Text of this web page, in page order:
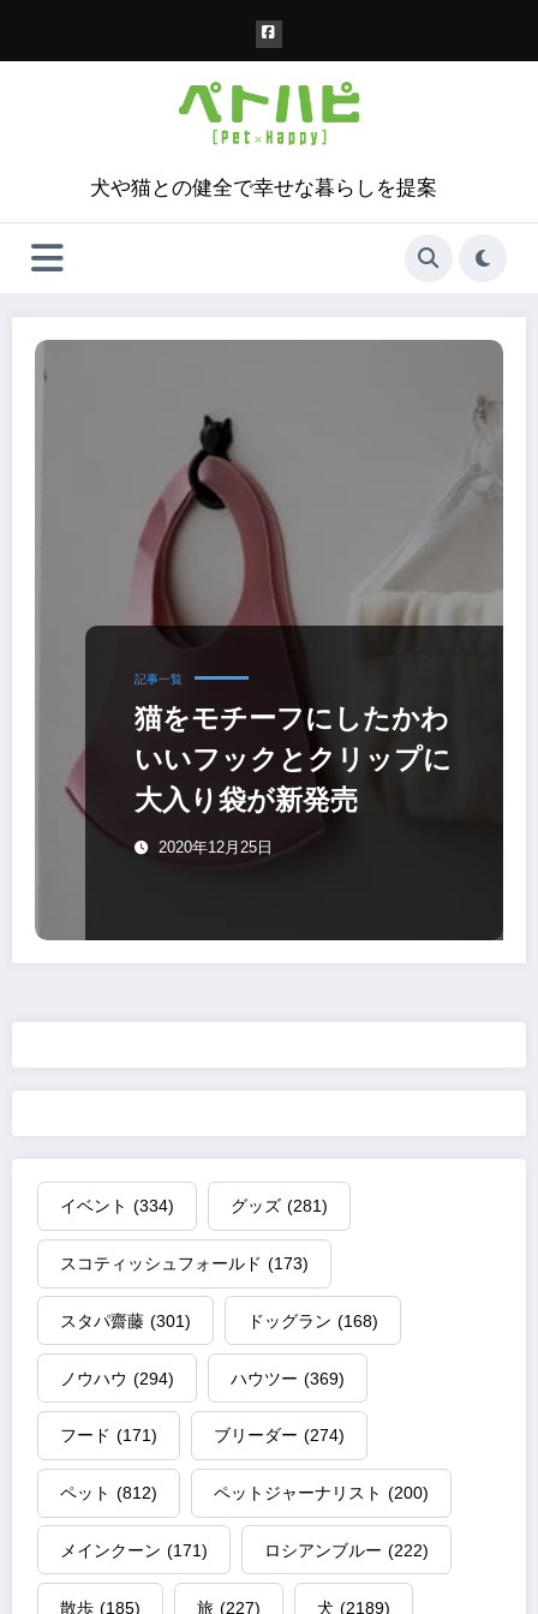
犬や猫との健全で幸せな暮らしを提案
記事一覧
猫をモチーフにしたかわ
いいフックとクリップに
大入り袋が新発売
2020年12月25日
イベント (334) グッズ (281)
スコティッシュフォールド (173)
スタパ齋藤 (301) ドッグラン (168)
ノウハウ (294) ハウツー (369)
フード (171) ブリーダー (274)
ペット (812) ペットジャーナリスト (200)
メインクーン (171) ロシアンブルー (222)
散歩 (185) 旅 (227) 犬 (2189)